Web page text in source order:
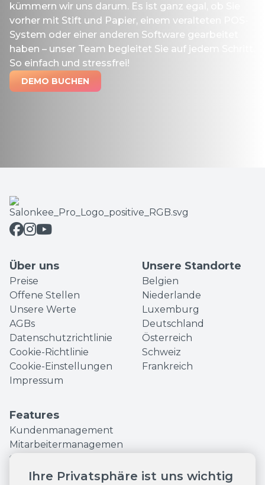
Ihre Privatsphäre ist uns wichtig
kümmern wir uns darum. Es ist ganz egal, ob Sie
vorher mit Stift und Papier, einem veralteten POS-
System oder einer anderen Software gearbeitet
haben – unser Team begleitet Sie auf jedem Schritt.
So einfach und stressfrei!
DEMO BUCHEN
Über uns
Preise
Offene Stellen
Unsere Werte
AGBs
Datenschutzrichtlinie
Cookie-Richtlinie
Cookie-Einstellungen
Impressum
Unsere Standorte
Belgien
Niederlande
Luxemburg
Deutschland
Österreich
Schweiz
Frankreich
Features
Kundenmanagement
Mitarbeitermanagemen
t
Finanzen und